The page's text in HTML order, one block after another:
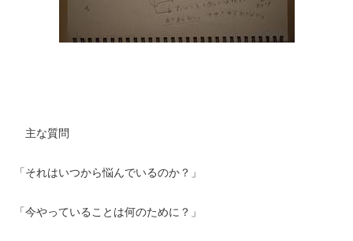
主な質問
「それはいつから悩んでいるのか？」
「今やっていることは何のために？」